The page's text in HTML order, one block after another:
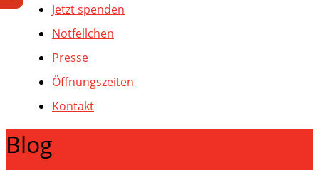
Jetzt spenden
Notfellchen
Presse
Öffnungszeiten
Kontakt
Blog